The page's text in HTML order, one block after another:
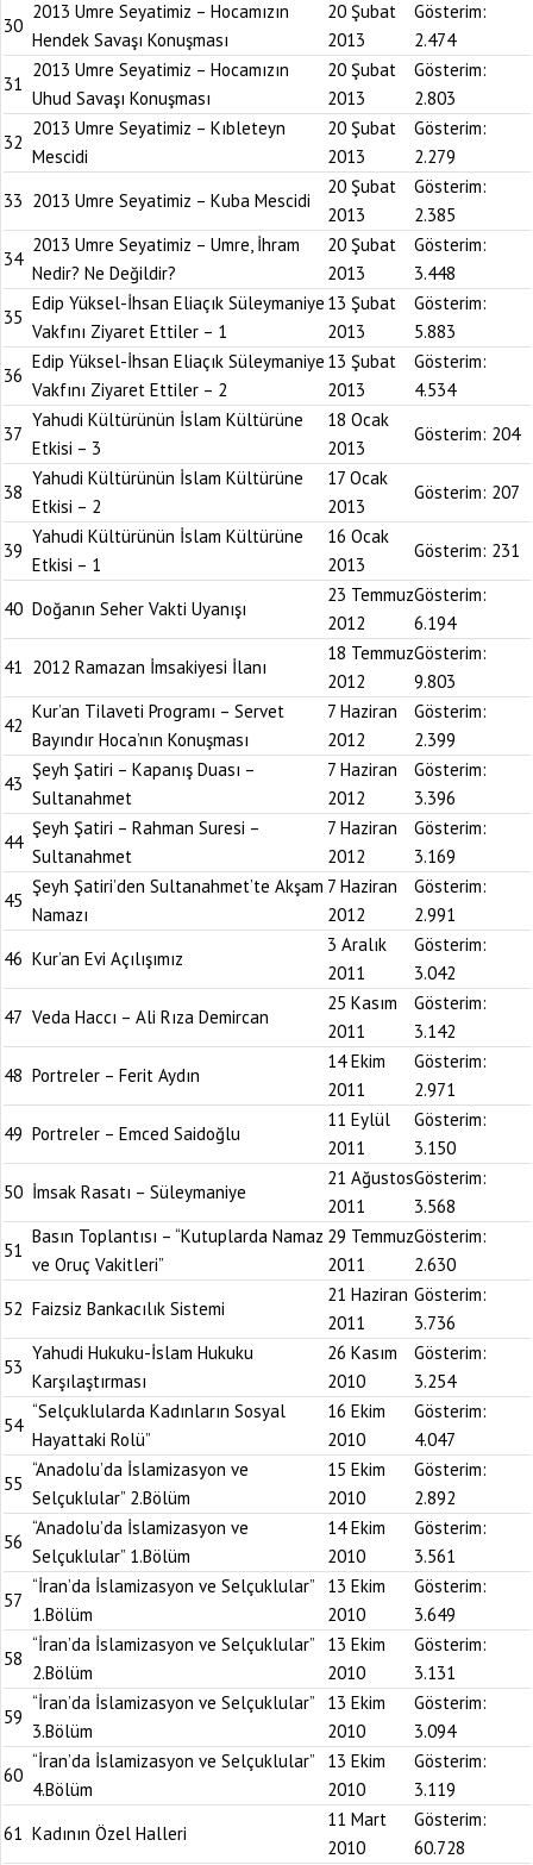
30
2013 Umre Seyatimiz – Hocamızın
Hendek Savaşı Konuşması
20 Şubat
2013
Gösterim:
2.474
31
2013 Umre Seyatimiz – Hocamızın
Uhud Savaşı Konuşması
20 Şubat
2013
Gösterim:
2.803
32
2013 Umre Seyatimiz – Kıbleteyn
Mescidi
20 Şubat
2013
Gösterim:
2.279
33 2013 Umre Seyatimiz – Kuba Mescidi
20 Şubat
2013
Gösterim:
2.385
34
2013 Umre Seyatimiz – Umre, İhram
Nedir? Ne Değildir?
20 Şubat
2013
Gösterim:
3.448
35
Edip Yüksel-İhsan Eliaçık Süleymaniye
Vakfını Ziyaret Ettiler – 1
13 Şubat
2013
Gösterim:
5.883
36
Edip Yüksel-İhsan Eliaçık Süleymaniye
Vakfını Ziyaret Ettiler – 2
13 Şubat
2013
Gösterim:
4.534
37
Yahudi Kültürünün İslam Kültürüne
Etkisi – 3
18 Ocak
2013
Gösterim: 204
38
Yahudi Kültürünün İslam Kültürüne
Etkisi – 2
17 Ocak
2013
Gösterim: 207
39
Yahudi Kültürünün İslam Kültürüne
Etkisi – 1
16 Ocak
2013
Gösterim: 231
40 Doğanın Seher Vakti Uyanışı
23 Temmuz
2012
Gösterim:
6.194
41 2012 Ramazan İmsakiyesi İlanı
18 Temmuz
2012
Gösterim:
9.803
42
Kur’an Tilaveti Programı – Servet
Bayındır Hoca’nın Konuşması
7 Haziran
2012
Gösterim:
2.399
43
Şeyh Şatiri – Kapanış Duası –
Sultanahmet
7 Haziran
2012
Gösterim:
3.396
44
Şeyh Şatiri – Rahman Suresi –
Sultanahmet
7 Haziran
2012
Gösterim:
3.169
45
Şeyh Şatiri’den Sultanahmet’te Akşam
Namazı
7 Haziran
2012
Gösterim:
2.991
46 Kur’an Evi Açılışımız
3 Aralık
2011
Gösterim:
3.042
47 Veda Haccı – Ali Rıza Demircan
25 Kasım
2011
Gösterim:
3.142
48 Portreler – Ferit Aydın
14 Ekim
2011
Gösterim:
2.971
49 Portreler – Emced Saidoğlu
11 Eylül
2011
Gösterim:
3.150
50 İmsak Rasatı – Süleymaniye
21 Ağustos
2011
Gösterim:
3.568
51
Basın Toplantısı – “Kutuplarda Namaz
ve Oruç Vakitleri”
29 Temmuz
2011
Gösterim:
2.630
52 Faizsiz Bankacılık Sistemi
21 Haziran
2011
Gösterim:
3.736
53
Yahudi Hukuku-İslam Hukuku
Karşılaştırması
26 Kasım
2010
Gösterim:
3.254
54
“Selçuklularda Kadınların Sosyal
Hayattaki Rolü”
16 Ekim
2010
Gösterim:
4.047
55
“Anadolu’da İslamizasyon ve
Selçuklular” 2.Bölüm
15 Ekim
2010
Gösterim:
2.892
56
“Anadolu’da İslamizasyon ve
Selçuklular” 1.Bölüm
14 Ekim
2010
Gösterim:
3.561
57
“İran’da İslamizasyon ve Selçuklular”
1.Bölüm
13 Ekim
2010
Gösterim:
3.649
58
“İran’da İslamizasyon ve Selçuklular”
2.Bölüm
13 Ekim
2010
Gösterim:
3.131
59
“İran’da İslamizasyon ve Selçuklular”
3.Bölüm
13 Ekim
2010
Gösterim:
3.094
60
“İran’da İslamizasyon ve Selçuklular”
4.Bölüm
13 Ekim
2010
Gösterim:
3.119
61 Kadının Özel Halleri
11 Mart
2010
Gösterim:
60.728